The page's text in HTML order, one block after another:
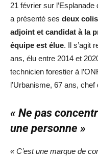
21 février sur
a présenté ses deux
adjoint et candidat à la
équipe est élue. Il s’agit
ans, élu entre 2014 et
technicien forestier à
l’Urbanisme, 67 ans,
« Ne pas
une personne »
« C’est une marque de